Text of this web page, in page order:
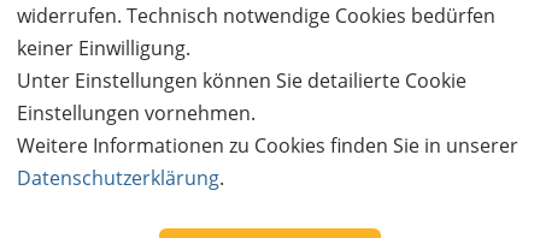
widerrufen. Technisch notwendige Cookies bedürfen
keiner Einwilligung.
Unter Einstellungen können Sie detailierte Cookie
Einstellungen vornehmen.
Weitere Informationen zu Cookies finden Sie in unserer
Datenschutzerklärung.
Follow us: